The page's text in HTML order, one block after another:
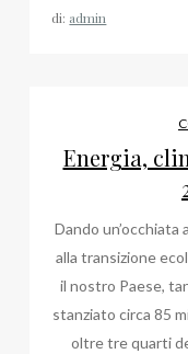
di: admin
Energia,
Dando
alla transizione
il nostro Paese,
stanziato circa 85
oltre tre quarti